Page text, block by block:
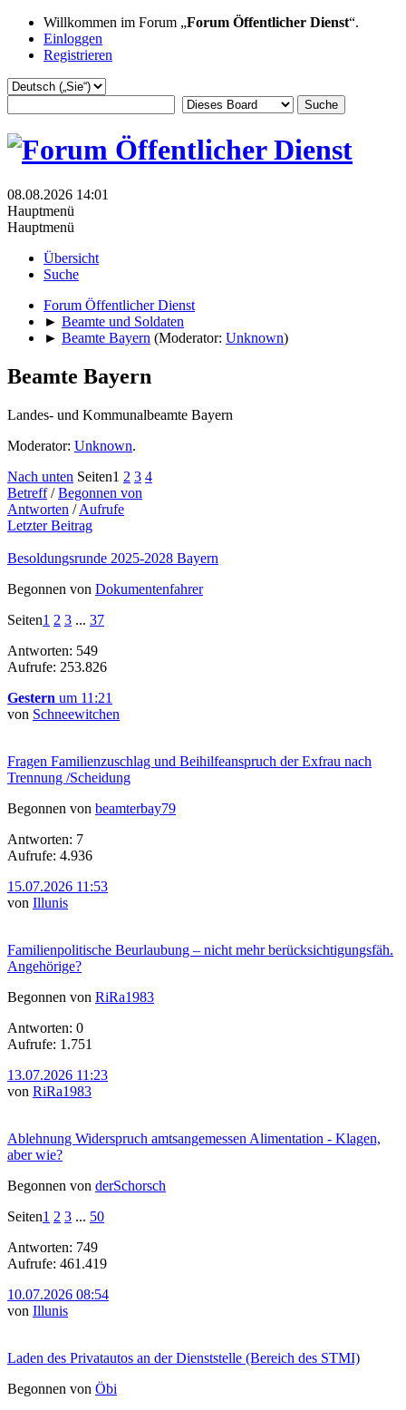
Willkommen im Forum „Forum Öffentlicher Dienst“.
Einloggen
Registrieren
08.08.2026 14:01
Hauptmenü
Hauptmenü
Übersicht
Suche
Forum Öffentlicher Dienst
► Beamte und Soldaten
► Beamte Bayern (Moderator: Unknown)
Beamte Bayern
Landes- und Kommunalbeamte Bayern
Moderator: Unknown.
Nach unten Seiten1 2 3 4
Betreff/Begonnen von
Antworten /Aufrufe
Letzter Beitrag
Besoldungsrunde 2025-2028 Bayern
Begonnen von Dokumentenfahrer
Seiten1 2 3 ... 37
Antworten: 549
Aufrufe: 253.826
Gestern um 11:21
von Schneewitchen
Fragen Familienzuschlag und Beihilfeanspruch der Exfrau nach
Trennung /Scheidung
Begonnen von beamterbay79
Antworten: 7
Aufrufe: 4.936
15.07.2026 11:53
von Illunis
Familienpolitische Beurlaubung – nicht mehr berücksichtigungsfäh.
Angehörige?
Begonnen von RiRa1983
Antworten: 0
Aufrufe: 1.751
13.07.2026 11:23
von RiRa1983
Ablehnung Widerspruch amtsangemessen Alimentation - Klagen,
aber wie?
Begonnen von derSchorsch
Seiten1 2 3 ... 50
Antworten: 749
Aufrufe: 461.419
10.07.2026 08:54
von Illunis
Laden des Privatautos an der Dienststelle (Bereich des STMI)
Begonnen von Öbi